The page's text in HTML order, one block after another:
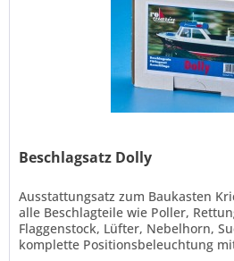
Beschlagsatz Dolly
Ausstattungsatz zum Baukasten
alle Beschlagteile wie Poller,
Flaggenstock, Lüfter, Nebelhorn,
komplette Positionsbeleuchtung